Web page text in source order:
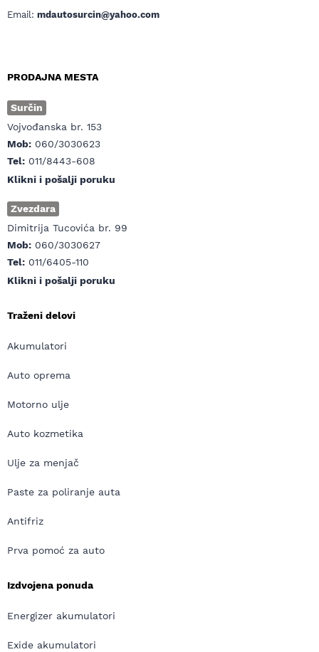
Email: mdautosurcin@yahoo.com
PRODAJNA MESTA
Surčin
Vojvođanska br. 153
Mob: 060/3030623
Tel: 011/8443-608
Klikni i pošalji poruku
Zvezdara
Dimitrija Tucovića br. 99
Mob: 060/3030627
Tel: 011/6405-110
Klikni i pošalji poruku
Traženi delovi
Akumulatori
Auto oprema
Motorno ulje
Auto kozmetika
Ulje za menjač
Paste za poliranje auta
Antifriz
Prva pomoć za auto
Izdvojena ponuda
Energizer akumulatori
Exide akumulatori